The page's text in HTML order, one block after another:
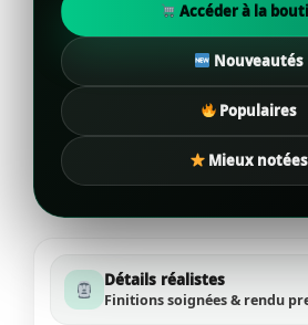
Accéder à la
Nouveautés
Populaires
Mieux notées
Détails réalistes
Finitions soignées & rendu